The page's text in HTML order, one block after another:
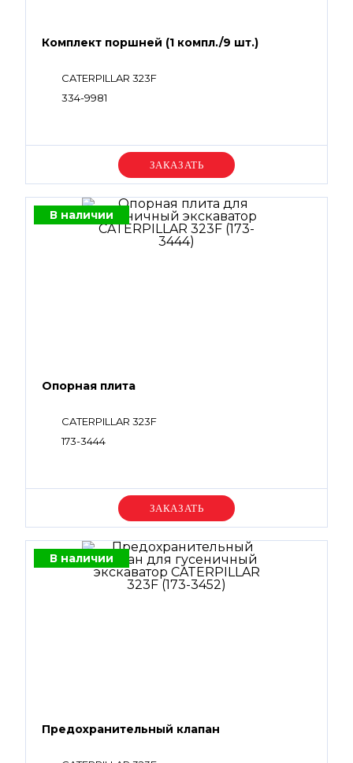
Комплект поршней (1 компл./9 шт.)
CATERPILLAR 323F
334-9981
Уточняйте цену
В наличии
Опорная плита
CATERPILLAR 323F
173-3444
Уточняйте цену
В наличии
Предохранительный клапан